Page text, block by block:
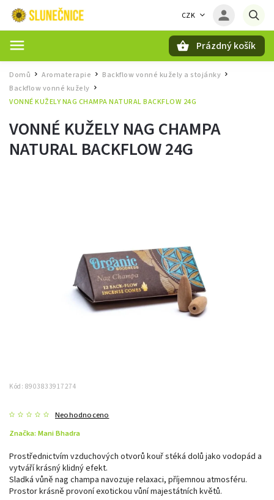
CZK
Prázdný košík
Domů / Aromaterapie / Backflow vonné kužely a stojánky /
Backflow vonné kužely
VONNÉ KUŽELY NAG CHAMPA NATURAL BACKFLOW 24G
VONNÉ KUŽELY NAG CHAMPA
NATURAL BACKFLOW 24G
Kód: 8903833917274
Neohodnoceno
Značka: Mani Bhadra
Prostřednictvím vzduchových otvorů kouř stéká dolů jako vodopád a
vytváří krásný klidný efekt.
Sladká vůně nag champa navozuje relaxaci, příjemnou atmosféru.
Prostor krásně provoní exotickou vůní majestátních květů.